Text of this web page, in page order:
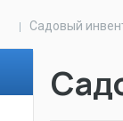
Садовый